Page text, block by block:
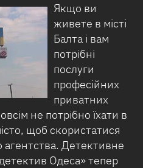
Якщо ви
живете в місті
Балта і вам
потрібні
послуги
професійних
приватних
не потрібно їхати в
щоб скористатися
Детективне
Одеса» тепер